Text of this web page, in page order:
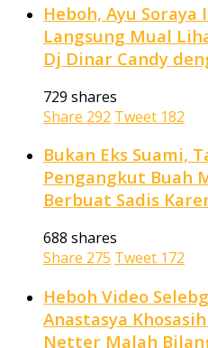
Heboh, Ayu
Langsung Mual
Dj Dinar Candy
729 shares
Share 292 Tweet 182
Bukan Eks Suami,
Pengangkut Buah
Berbuat Sadis
688 shares
Share 275 Tweet 172
Heboh Video
Anastasya
Netter Malah